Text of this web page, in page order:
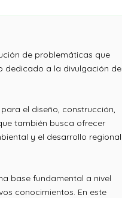
de problemáticas que
dedicado a la divulgación de
el diseño, construcción,
también busca ofrecer
y el desarrollo regional
base fundamental a nivel
conocimientos. En este